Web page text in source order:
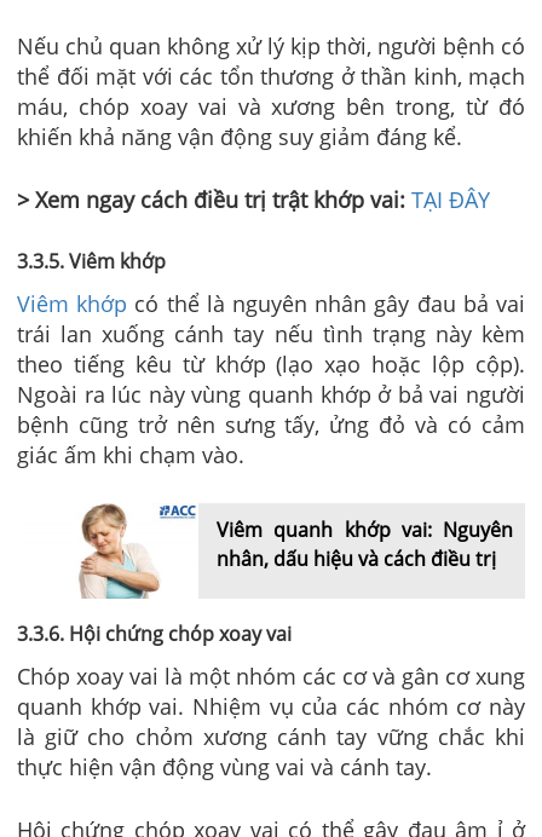
Nếu chủ quan không xử lý kịp thời, người bệnh có
thể đối mặt với các tổn thương ở thần kinh, mạch
máu, chóp xoay vai và xương bên trong, từ đó
khiến khả năng vận động suy giảm đáng kể.
> Xem ngay cách điều trị trật khớp vai: TẠI ĐÂY
3.3.5. Viêm khớp
Viêm khớp có thể là nguyên nhân gây đau bả vai
trái lan xuống cánh tay nếu tình trạng này kèm
theo tiếng kêu từ khớp (lạo xạo hoặc lộp cộp).
Ngoài ra lúc này vùng quanh khớp ở bả vai người
bệnh cũng trở nên sưng tấy, ửng đỏ và có cảm
giác ấm khi chạm vào.
Viêm quanh khớp vai: Nguyên
nhân, dấu hiệu và cách điều trị
3.3.6. Hội chứng chóp xoay vai
Chóp xoay vai là một nhóm các cơ và gân cơ xung
quanh khớp vai. Nhiệm vụ của các nhóm cơ này
là giữ cho chỏm xương cánh tay vững chắc khi
thực hiện vận động vùng vai và cánh tay.
Hội chứng chóp xoay vai có thể gây đau âm ỉ ở